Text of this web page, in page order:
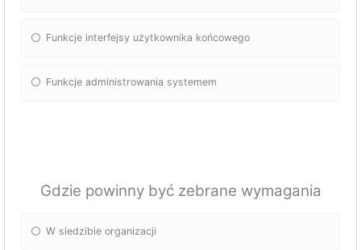
Funkcje interfejsy użytkownika końcowego
Funkcje administrowania systemem
Gdzie powinny być zebrane wymagania
W siedzibie organizacji